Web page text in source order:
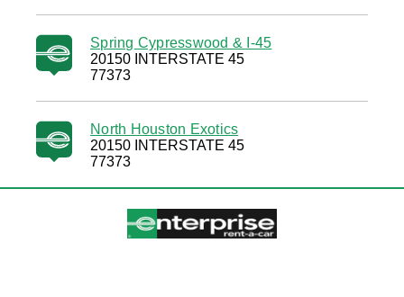
Spring Cypresswood & I-45
20150 INTERSTATE 45
77373
North Houston Exotics
20150 INTERSTATE 45
77373